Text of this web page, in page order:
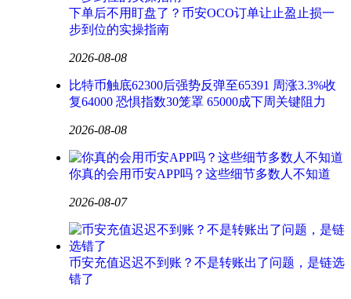
下单后不用盯盘了？币安OCO订单让止盈止损一
步到位的实操指南
2026-08-08
比特币触底62300后强势反弹至65391 周涨3.3%收
复64000 恐惧指数30笼罩 65000成下周关键阻力
2026-08-08
你真的会用币安APP吗？这些细节多数人不知道
2026-08-07
币安充值迟迟不到账？不是转账出了问题，是链选
错了